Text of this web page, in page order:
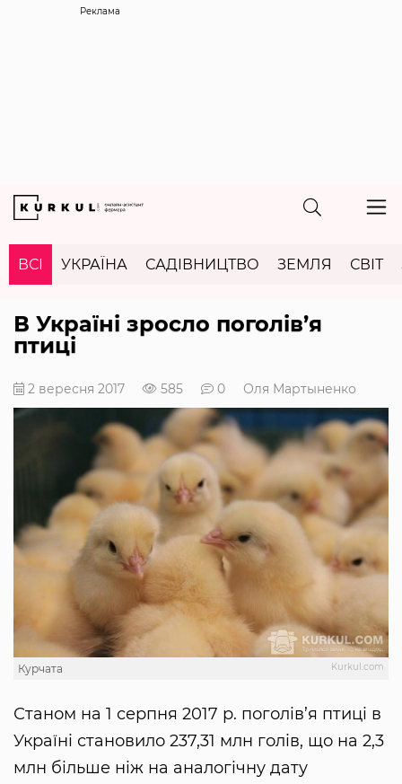
Реклама
ВСІ УКРАЇНА САДІВНИЦТВО ЗЕМЛЯ СВІТ
В Україні зросло поголів’я
птиці
2 вересня 2017 585 0 Оля Мартыненко
Kurkul.com
Курчата
Станом на 1 серпня 2017 р. поголів’я птиці в
Україні становило 237,31 млн голів, що на 2,3
млн більше ніж на аналогічну дату